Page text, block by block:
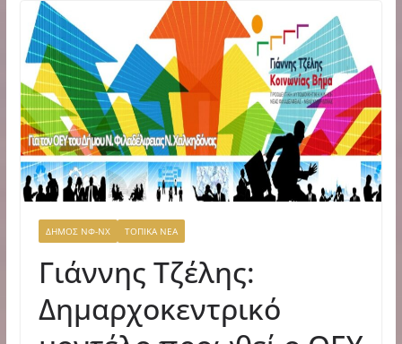
ΔΗΜΟΣ ΝΦ-ΝΧ ΤΟΠΙΚΑ ΝΕΑ
Γιάννης Τζέλης:
Δημαρχοκεντρικό